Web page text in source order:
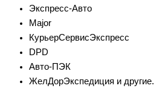
Экспресс-Авто
Major
КурьерСервисЭкспресс
DPD
Авто-ПЭК
ЖелДорЭкспедиция и другие.